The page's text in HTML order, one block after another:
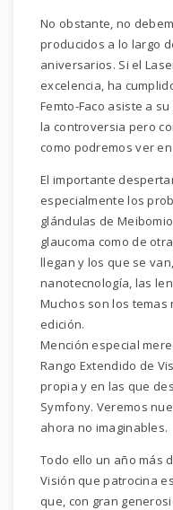
No obstante, no
producidos a lo largo
aniversarios. Si el
excelencia, ha
Femto-Faco asiste a
la controversia pero
como podremos ver
El importante
especialmente los
glándulas de
glaucoma como de
llegan y los que se
nanotecnología, las
Muchos son los
edición.
Mención especial
Rango Extendido de
propia y en las que
Symfony. Veremos
ahora no imaginables.
Todo ello un año más
Visión que patrocina
que, con gran